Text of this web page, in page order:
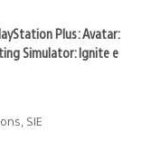
Plus: Avatar:
Simulator: Ignite e
SIE